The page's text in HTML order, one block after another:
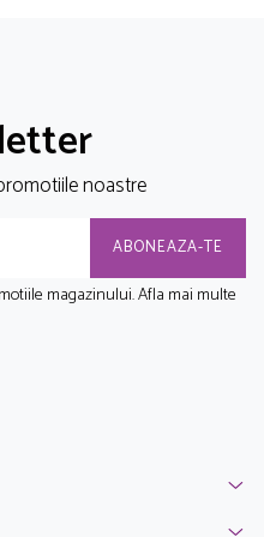
noastre
magazinului. Afla mai multe